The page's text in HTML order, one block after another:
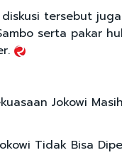
diskusi tersebut
serta pakar
Jokowi
Tidak Bisa